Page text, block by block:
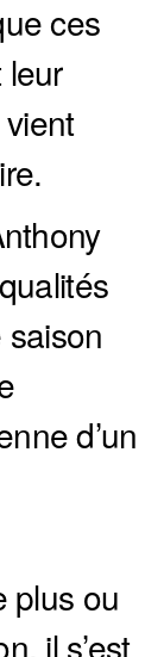
ces
d’un
plus ou
il s’est